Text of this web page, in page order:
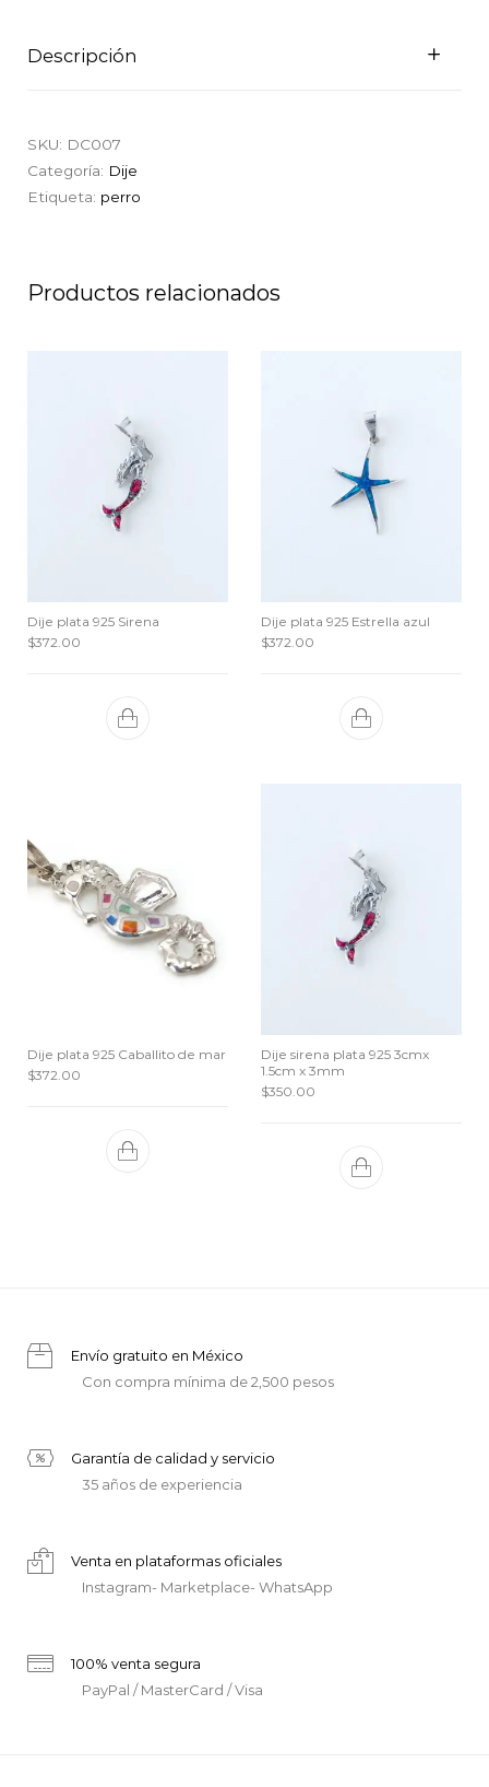
Descripción
SKU: DC007
Categoría: Dije
Etiqueta: perro
Productos relacionados
Dije plata 925 Sirena
$372.00
Dije plata 925 Estrella azul
$372.00
Dije plata 925 Caballito de mar
$372.00
Dije sirena plata 925 3cmx
1.5cm x 3mm
$350.00
Envío gratuito en México
Con compra mínima de 2,500 pesos
Garantía de calidad y servicio
35 años de experiencia
Venta en plataformas oficiales
Instagram- Marketplace- WhatsApp
100% venta segura
PayPal / MasterCard / Visa